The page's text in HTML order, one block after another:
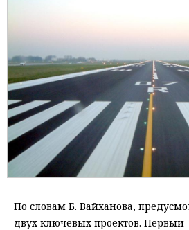
По словам Б. Вайханова,
двух ключевых проектов. Первый